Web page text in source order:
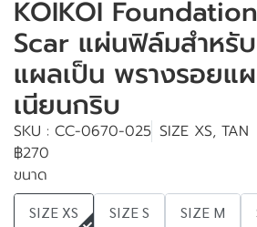
KOIKOI
Scar แผ่นฟิล์มสำหรั
แผลเป็น พรางรอยแ
เนียนกริบ
SKU : CC-0670-025 SIZE XS, TAN
฿270
ขนาด
SIZE XS SIZE S SIZE M